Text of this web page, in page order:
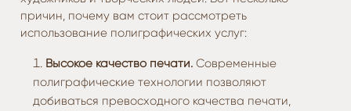
причин, почему вам стоит рассмотреть
использование полиграфических услуг:
Высокое качество печати. Современные
полиграфические технологии позволяют
добиваться превосходного качества печати,